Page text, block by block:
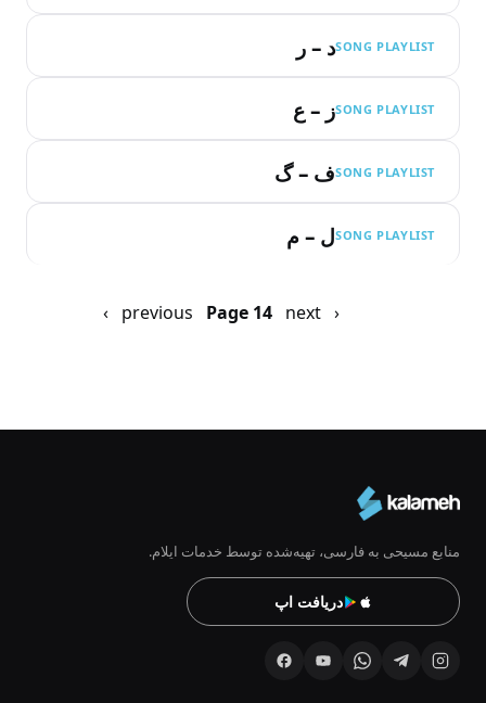
SONG PLAYLISTد – ر
SONG PLAYLISTز – ع
SONG PLAYLISTف – گ
SONG PLAYLISTل – م
Previous
‹ previous
Page 14
صفحه next ›
منابع مسیحی به فارسی، تهیه‌شده توسط خدمات ایلام.
دریافت اپ